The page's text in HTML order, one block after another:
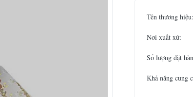
Tên thương hiệu:
Nơi xuất xứ:
Số lượng đặt
Khả năng cung